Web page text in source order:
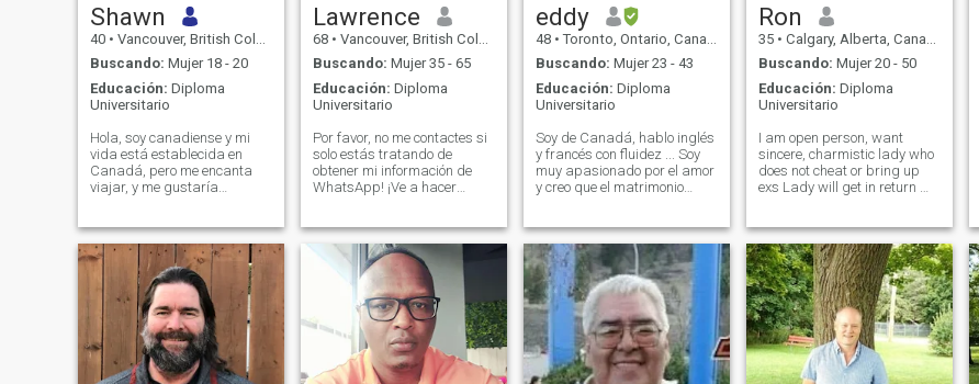
Shawn
40 • Vancouver, British Columbia, Canadá
Buscando: Mujer 18 - 20
Educación: Diploma
Universitario
Hola, soy canadiense y mi
vida está establecida en
Canadá, pero me encanta
viajar, y me gustaría
países. Este es un planeta
increíble lleno de personas
increíbles, y cuanto más viajo
más me enamoro de otras
culturas y partes del mundo.
Serví como paramédico en
Toronto, y actualmente soy
dueño de un negocio y
estudiante piloto. Como
Lawrence
68 • Vancouver, British Columbia, Canadá
Buscando: Mujer 35 - 65
Educación: Diploma
Universitario
Por favor, no me contactes si
solo estás tratando de
obtener mi información de
WhatsApp! ¡Ve a hacer
por los demás. Soy un
caballero pero no aburrido
de ninguna manera. Poseo
un sentido del humor
original. También soy un
romántico sin esperanza.
Voy a comprar una
membresía cuando tengo un
sentido de quién es real en
eddy
48 • Toronto, Ontario, Canadá
Buscando: Mujer 23 - 43
Educación: Diploma
Universitario
Soy de Canadá, hablo inglés
y francés con fluidez ... Soy
muy apasionado por el amor
y creo que el matrimonio
tiempo construir confianza
en anu niña ... Cuando amor
que amo profundamente Soy
un hombre exitoso y dueño de
mi negocio. Invertí en casas
que yo renuevo, vendo o
alquilo. Estoy listo para el
matrimonio con una chica
que toma en serio la relación
Ron
35 • Calgary, Alberta, Canadá
Buscando: Mujer 20 - 50
Educación: Diploma
Universitario
I am open person, want
sincere, charmistic lady who
does not cheat or bring up
exs Lady will get in return my
Camping and fishing with
open fires so I can make
delicious meals, not a
barbecue. At night